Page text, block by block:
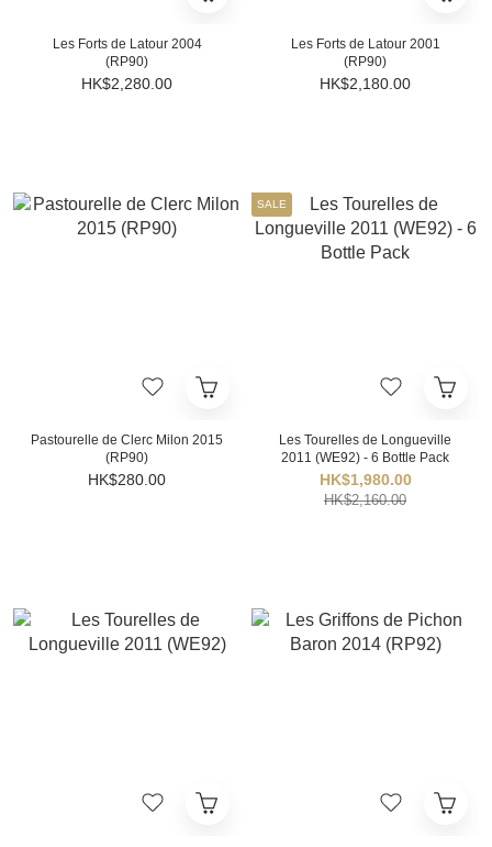
Les Forts de Latour 2004
(RP90)
HK$2,280.00
Les Forts de Latour 2001
(RP90)
HK$2,180.00
Pastourelle de Clerc Milon 2015
(RP90)
HK$280.00
SALE
Les Tourelles de Longueville
2011 (WE92) - 6 Bottle Pack
HK$1,980.00
HK$2,160.00